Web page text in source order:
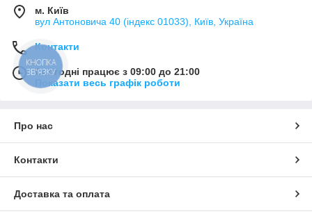
м. Київ
вул Антоновича 40 (індекс 01033), Київ, Україна
Контакти
Сьогодні працює з 09:00 до 21:00
Показати весь графік роботи
Про нас
Контакти
Доставка та оплата
КНОПКА
ЗВ'ЯЗКУ